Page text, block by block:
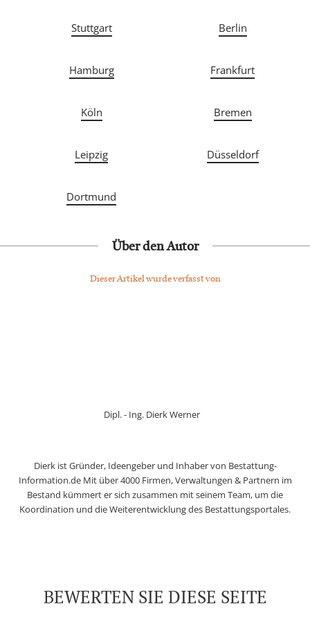
Stuttgart Berlin
Hamburg Frankfurt
Köln Bremen
Leipzig Düsseldorf
Dortmund
Über den Autor
Dieser Artikel wurde verfasst von
Dipl. - Ing. Dierk Werner
Dierk ist Gründer, Ideengeber und Inhaber von Bestattung-
Information.de Mit über 4000 Firmen, Verwaltungen & Partnern im
Bestand kümmert er sich zusammen mit seinem Team, um die
Koordination und die Weiterentwicklung des Bestattungsportales.
BEWERTEN SIE DIESE SEITE